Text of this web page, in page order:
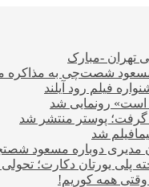
تهران -مبارک
مسعود شصت‌چی به مذاکره
است» رونمایی شد
شد
مدیری دوباره مسعود
پلی یورتان دکارت؛
همه کوریم!